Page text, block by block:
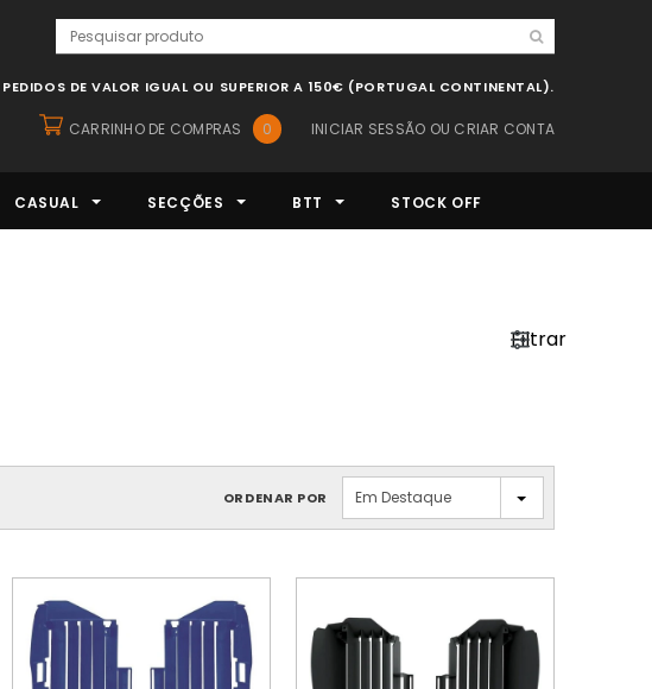
DE VALOR IGUAL OU SUPERIOR A 150€ (PORTUGAL CONTINENTAL).
INICIAR SESSÃO OU CRIAR CONTA
CARRINHO DE COMPRAS 0
CASUAL SECÇÕES BTT STOCK OFF
Filtrar
ORDENAR POR Em Destaque